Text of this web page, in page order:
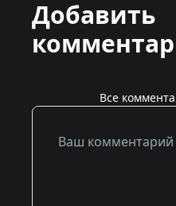
Добавить
Все